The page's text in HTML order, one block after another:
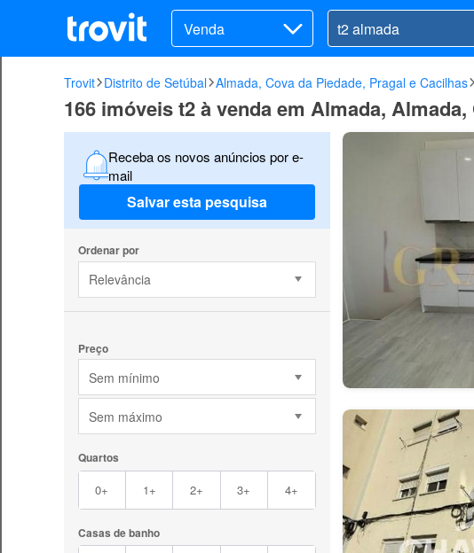
Venda
Trovit Distrito de Setúbal Almada, Cova da Piedade, Pragal e Cacilhas
166 imóveis t2 à venda em Almada,
Receba os novos anúncios por e-
mail
Salvar esta pesquisa
Ordenar por
Relevância
Preço
Sem mínimo
Sem máximo
Quartos
0+ 1+ 2+ 3+ 4+
Casas de banho